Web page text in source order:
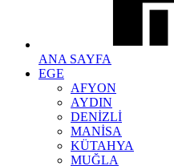
ANA SAYFA
EGE
AFYON
AYDIN
DENİZLİ
MANİSA
KÜTAHYA
MUĞLA